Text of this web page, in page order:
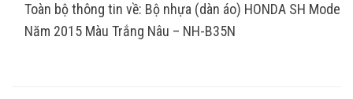
Toàn bộ thông tin về: Bộ nhựa (dàn áo) HONDA SH Mode
Năm 2015 Màu Trắng Nâu – NH-B35N